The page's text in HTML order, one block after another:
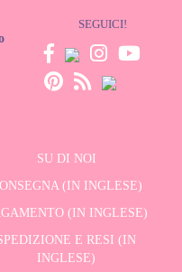
SEGUICI!
SU DI NOI
(IN INGLESE)
(IN INGLESE)
E RESI (IN
INGLESE)